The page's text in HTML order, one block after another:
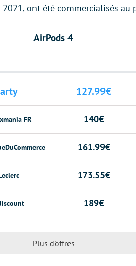
2021, ont été commercialisés au
AirPods 4
127.99€
FR 140€
161.99€
173.55€
189€
Plus d'offres